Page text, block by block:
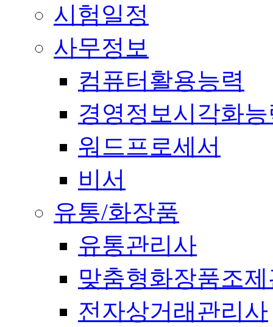
시험일정
사무정보
컴퓨터활용능력
경영정보시각화
워드프로세서
비서
유통/화장품
유통관리사
맞춤형화장품조
전자상거래관리사